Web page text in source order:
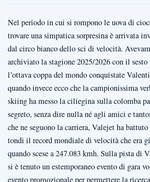
Nel periodo in cui si rompono le uova di
trovare una simpatica sorpresina è arrivata
dal circo bianco dello sci di velocità.
archiviato la stagione 2025/2026 con il
l’ottava coppa del mondo conquistate
quando invece ecco che la campionissima
skiing ha messo la ciliegina sulla colomba
segreto, senza dire nulla né agli amici e
che ne seguono la carriera, Valejet ha
tondi il record mondiale di velocità che era
quando scese a 247.083 kmh. Sulla pista di
si è tenuto un estemporaneo evento di gara
evento promozionale per permettere la